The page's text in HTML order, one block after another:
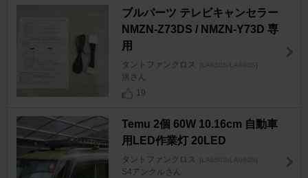
ブルパーツ テレビキャンセラー
NMZN-Z73DS / NMZN-Y73D 専
用
タントファンクロス [LA650S/LA660S]
洪さん
19
Temu 2個 60W 10.16cm 自動車
用LED作業灯 20LED
タントファンクロス [LA650S/LA660S]
S4アンクルさん